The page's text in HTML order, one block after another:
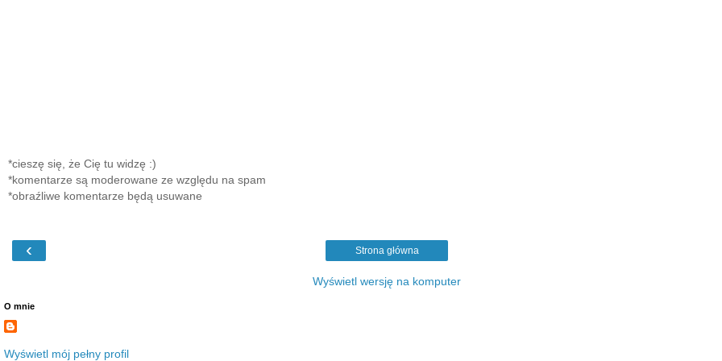
*cieszę się, że Cię tu widzę :)
*komentarze są moderowane ze względu na spam
*obraźliwe komentarze będą usuwane
‹ Strona główna
Wyświetl wersję na komputer
O mnie
Wyświetl mój pełny profil